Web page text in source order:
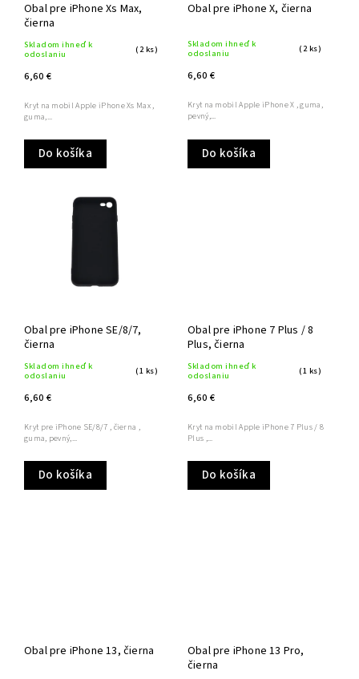
Obal pre iPhone Xs Max,
čierna
Skladom ihneď k
odoslaniu
(2 ks)
6,60 €
Do košíka
Kryt na mobil Apple iPhone Xs Max ,
guma,...
Obal pre iPhone X, čierna
Skladom ihneď k
odoslaniu
(2 ks)
6,60 €
Do košíka
Kryt na mobil Apple iPhone X , guma,
pevný,...
Obal pre iPhone SE/8/7,
čierna
Skladom ihneď k
odoslaniu
(1 ks)
6,60 €
Do košíka
Kryt pre iPhone SE/8/7 , čierna ,
guma, pevný,...
Obal pre iPhone 7 Plus / 8
Plus, čierna
Skladom ihneď k
odoslaniu
(1 ks)
6,60 €
Do košíka
Kryt na mobil Apple iPhone 7 Plus / 8
Plus ,...
Obal pre iPhone 13, čierna
Obal pre iPhone 13 Pro,
čierna